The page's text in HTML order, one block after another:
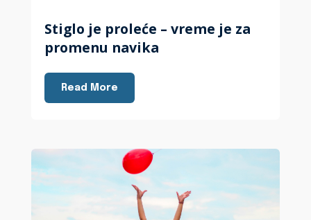
Stiglo je proleće – vreme je za
promenu navika
Read More